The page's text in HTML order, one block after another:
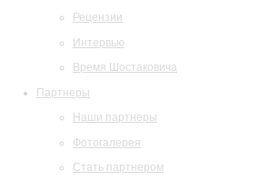
Рецензии
Интервью
Время Шостаковича
Партнеры
Наши партнеры
Фотогалерея
Стать партнером